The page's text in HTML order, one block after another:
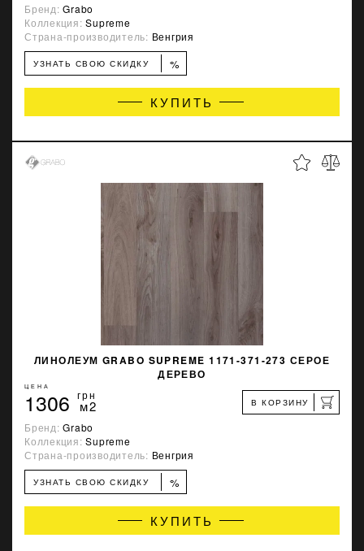
Бренд:Grabo
Коллекция:Supreme
Страна-производитель: Венгрия
УЗНАТЬ СВОЮ СКИДКУ %
КУПИТЬ
ЛИНОЛЕУМ GRABO SUPREME 1171-371-273 СЕРОЕ
ДЕРЕВО
ЦЕНА
1306 грн
м2 В КОРЗИНУ
Бренд:Grabo
Коллекция:Supreme
Страна-производитель: Венгрия
УЗНАТЬ СВОЮ СКИДКУ %
КУПИТЬ